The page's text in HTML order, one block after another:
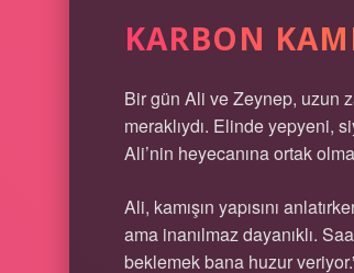
KARBON
Bir gün Ali ve Zeynep, uzun
meraklıydı. Elinde yepyeni,
Ali’nin heyecanına ortak
Ali, kamışın yapısını
ama inanılmaz dayanıklı.
beklemek bana huzur